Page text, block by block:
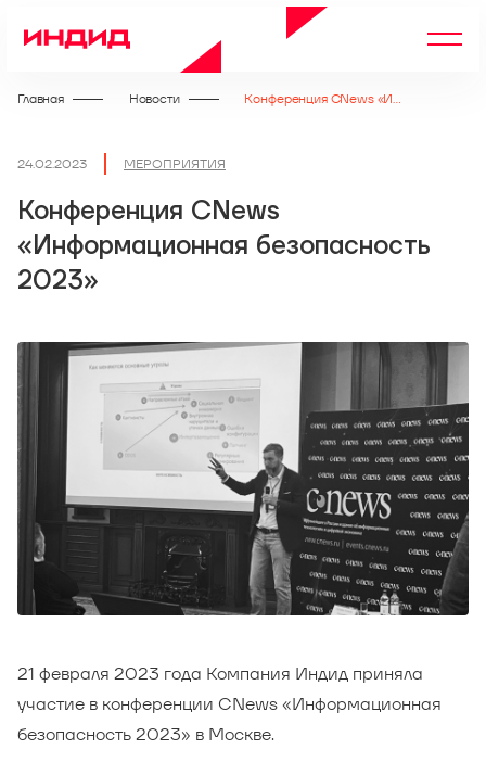
Главная Новости Конференция CNews «Информационная безопасность 2023»
24.02.2023 МЕРОПРИЯТИЯ
Конференция CNews
«Информационная безопасность
2023»
21 февраля 2023 года Компания Индид приняла
участие в конференции CNews «Информационная
безопасность 2023» в Москве.